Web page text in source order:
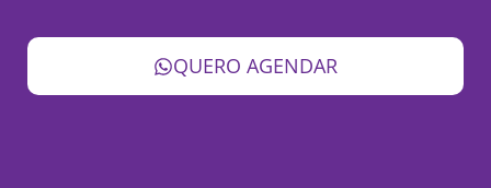
QUERO AGENDAR